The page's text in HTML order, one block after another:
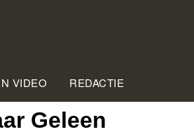
VIDEO REDACTIE
Geleen